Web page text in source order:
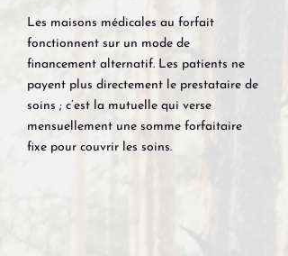
Les maisons médicales au forfait
fonctionnent sur un mode de
financement alternatif. Les patients ne
payent plus directement le prestataire de
soins ; c’est la mutuelle qui verse
mensuellement une somme forfaitaire
fixe pour couvrir les soins.